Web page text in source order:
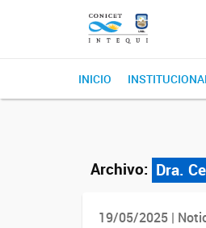
INICIO
Archivo: Dra.
19/05/2025 |